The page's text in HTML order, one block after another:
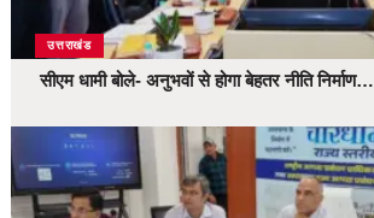
उत्तराखंड
सीएम धामी बोले- अनुभवों से होगा बेहतर नीति निर्माण…